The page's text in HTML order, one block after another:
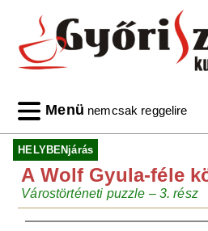
Menü nemcsak reggelire
HELYBENjárás
A Wolf Gyula-féle
Várostörténeti puzzle – 3. rész